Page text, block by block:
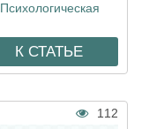
Психологическая
К СТАТЬЕ
112